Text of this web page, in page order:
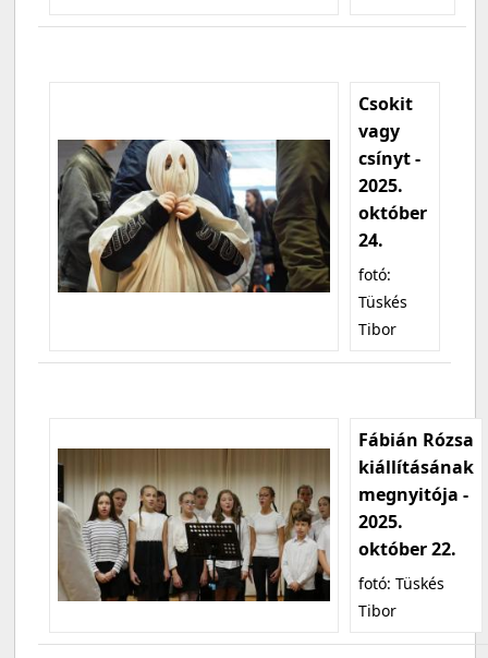
Csokit
vagy
csínyt -
2025.
október
24.
fotó:
Tüskés
Tibor
Fábián Rózsa
kiállításának
megnyitója -
2025.
október 22.
fotó: Tüskés
Tibor